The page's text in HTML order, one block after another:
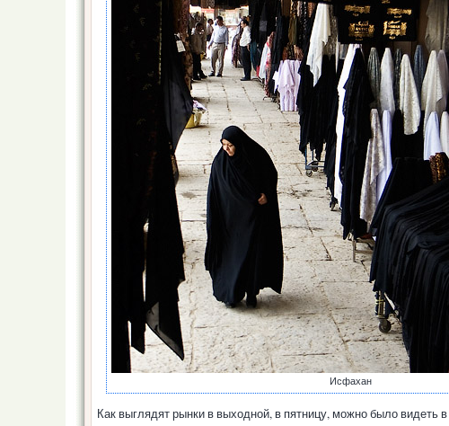
Исфахан
Как выглядят рынки в выходной, в пятницу, можно было видеть